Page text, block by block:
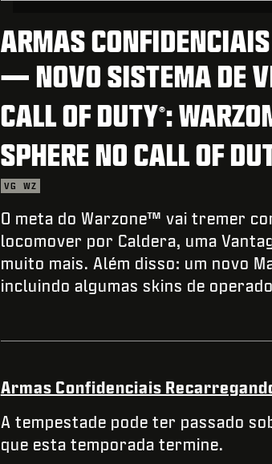
ARMAS
— NOVO SISTEMA DE
CALL OF DUTY®:
SPHERE NO CALL OF
VG WZ
O meta do Warzone™ vai tremer
locomover por Caldera, uma
muito mais. Além disso: um novo
incluindo algumas skins de
Armas Confidenciais
A tempestade pode ter passado
que esta temporada termine.